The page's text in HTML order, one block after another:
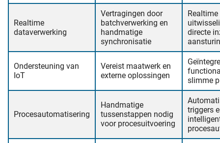
Realtime
dataverwerking
Vertragingen door
batchverwerking en
handmatige
synchronisatie
directe
Ondersteuning van
IoT
Vereist maatwerk en
externe oplossingen
slimme
Procesautomatisering
Handmatige
tussenstappen nodig
voor procesuitvoering
triggers